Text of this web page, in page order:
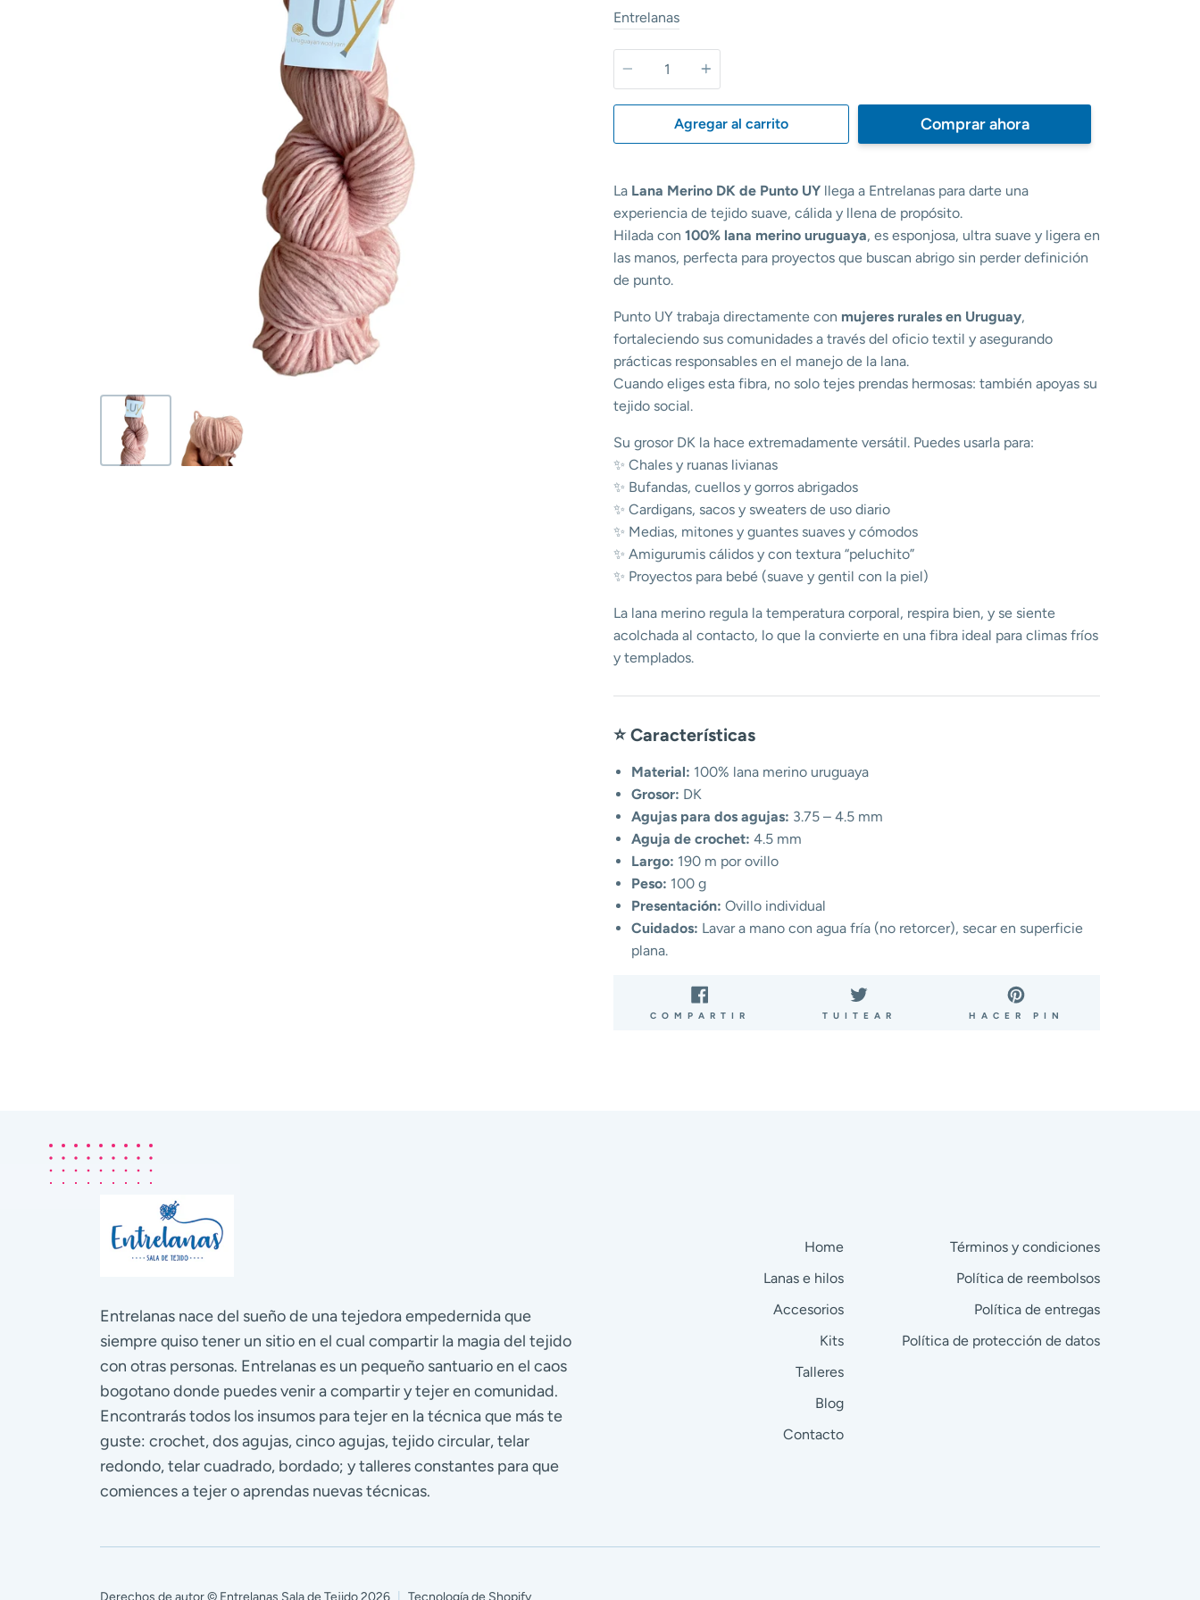
Entrelanas
Cantidad
Agregar al carrito Comprar ahora
La Lana Merino DK de Punto UY llega a Entrelanas para darte una
experiencia de tejido suave, cálida y llena de propósito.
Hilada con 100% lana merino uruguaya, es esponjosa, ultra suave y ligera en
las manos, perfecta para proyectos que buscan abrigo sin perder definición
de punto.
Punto UY trabaja directamente con mujeres rurales en Uruguay,
fortaleciendo sus comunidades a través del oficio textil y asegurando
prácticas responsables en el manejo de la lana.
Cuando eliges esta fibra, no solo tejes prendas hermosas: también apoyas su
tejido social.
Su grosor DK la hace extremadamente versátil. Puedes usarla para:
✨ Chales y ruanas livianas
✨ Bufandas, cuellos y gorros abrigados
✨ Cardigans, sacos y sweaters de uso diario
✨ Medias, mitones y guantes suaves y cómodos
✨ Amigurumis cálidos y con textura “peluchito”
✨ Proyectos para bebé (suave y gentil con la piel)
La lana merino regula la temperatura corporal, respira bien, y se siente
acolchada al contacto, lo que la convierte en una fibra ideal para climas fríos
y templados.
⭐ Características
Material: 100% lana merino uruguaya
Grosor: DK
Agujas para dos agujas: 3.75 – 4.5 mm
Aguja de crochet: 4.5 mm
Largo: 190 m por ovillo
Peso: 100 g
Presentación: Ovillo individual
Cuidados: Lavar a mano con agua fría (no retorcer), secar en superficie
plana.
COMPARTIR
COMPARTIRTUITEAR
TUITEARHACER PIN
Entrelanas nace del sueño de una tejedora empedernida que
siempre quiso tener un sitio en el cual compartir la magia del tejido
con otras personas. Entrelanas es un pequeño santuario en el caos
bogotano donde puedes venir a compartir y tejer en comunidad.
Encontrarás todos los insumos para tejer en la técnica que más te
guste: crochet, dos agujas, cinco agujas, tejido circular, telar
redondo, telar cuadrado, bordado; y talleres constantes para que
comiences a tejer o aprendas nuevas técnicas.
Home
Lanas e hilos
Accesorios
Kits
Talleres
Blog
Contacto
Términos y condiciones
Política de reembolsos
Política de entregas
Política de protección de datos
Derechos de autor © Entrelanas Sala de Tejido 2026 Tecnología de Shopify